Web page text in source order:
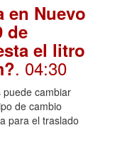
en Nuevo
de
el litro
. 04:30
puede cambiar
de cambio
para el traslado